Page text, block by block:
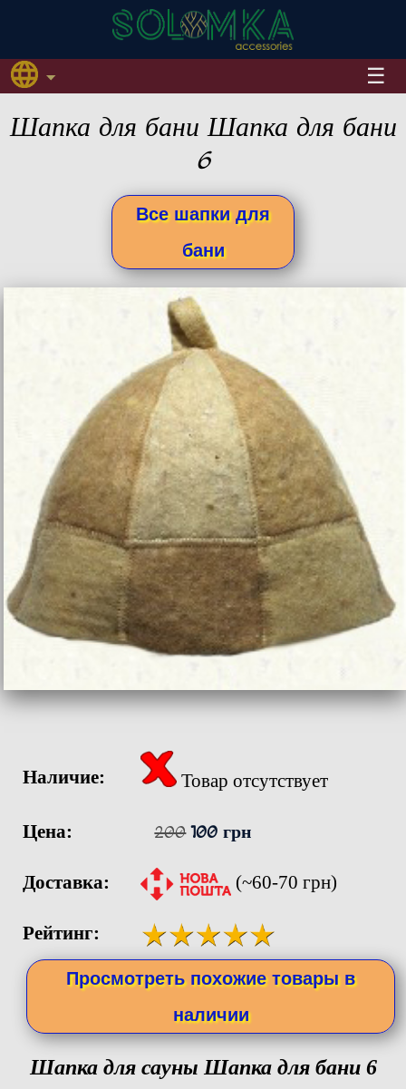
Шапка для бани Шапка для бани
6
Все шапки для
бани
Наличие: Товар отсутствует
Цена: 200 100 грн
Доставка: (~60-70 грн)
Рейтинг:
Просмотреть похожие товары в
наличии
Шапка для сауны Шапка для бани 6